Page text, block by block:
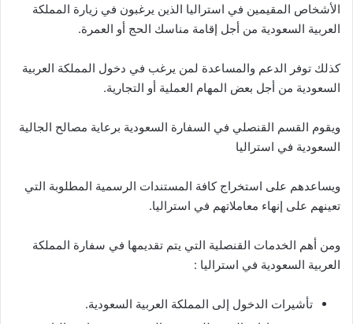
الأشخاص المقيمين في استراليا الذين يرغبون في زيارة المملكة
العربية السعودية من أجل إقامة مناسك الحج أو العمرة.
كذلك توفر الدعم والمساعدة لمن يرغب في دخول المملكة العربية
السعودية من أجل بعض المهام العملية أو التجارية.
ويقوم القسم القنصلي في السفارة السعودية برعاية مصالح الجالية
السعودية في استراليا
ويساعدهم على استخراج كافة المستندات الرسمية المطلوبة التي
تعينهم على إنهاء معاملاتهم في استراليا.
ومن أهم الخدمات القنصلية التي يتم تقديمها في سفارة المملكة
العربية السعودية في استراليا :
تأشيرات الدخول إلى المملكة العربية السعودية.